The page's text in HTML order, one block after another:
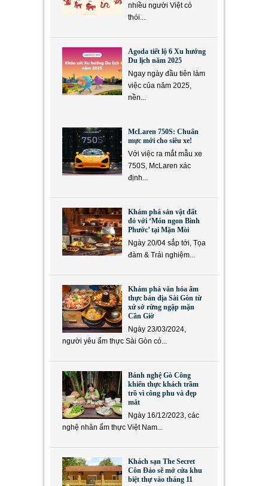
nhiều người Việt có
thói...
Agoda tiết lộ 6 Xu hướng
Du lịch năm 2025
Ngay ngày đầu tiên làm
việc của năm 2025,
nền...
McLaren 750S: Chuẩn
mực mới cho siêu xe!
Với việc ra mắt mẫu xe
750S, McLaren xác
định...
Khám phá sản vật đất
đỏ với ‘Món ngon Bình
Phước’ tại Mặn Mòi
Ngày 20/04 sắp tới, Tọa
đàm & Trải nghiệm...
Khám phá văn hóa ẩm
thực bản địa Sài Gòn từ
xứ sở rừng ngập mặn
Cần Giờ
Ngày 23/03/2024,
người yêu ẩm thực Sài Gòn có...
Bánh nghệ Gò Công
khiến thực khách trầm
trồ vì công phu và đẹp
mắt
Ngày 16/12/2023, các
nghệ nhân ẩm thực Việt Nam...
Khách sạn The Secret
Côn Đảo sẽ mở cửa khu
biệt thự vào tháng 11